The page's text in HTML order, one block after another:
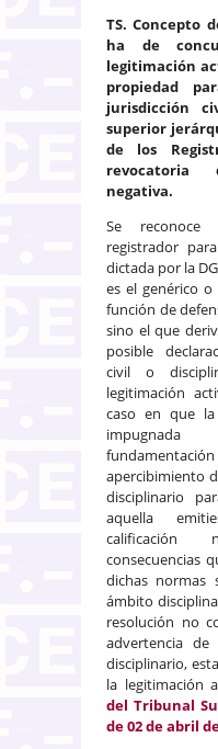
TS. Concepto
ha de
legitimación
propiedad
jurisdicción
superior
de los
negativa.
Se reconoce
registrador
dictada por la
es el genérico
función de
sino el que
posible
civil o
legitimación
caso en que la
apercibimiento
disciplinario
aquella
calificación
consecuencias
dichas normas
ámbito
resolución no
advertencia
disciplinario,
la legitimación
del Tribunal
de 02 de abril